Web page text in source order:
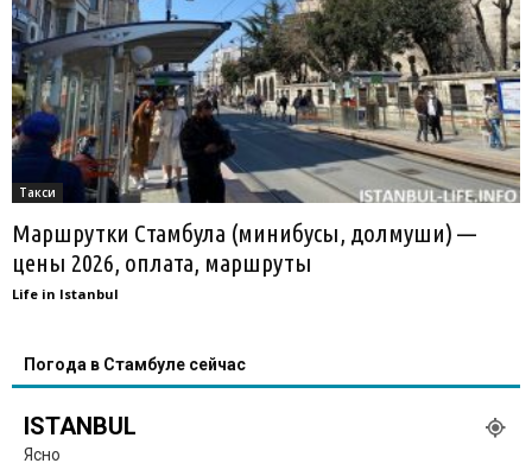
Такси
Маршрутки Стамбула (минибусы, долмуши) —
цены 2026, оплата, маршруты
Life in Istanbul
Погода в Стамбуле сейчас
ISTANBUL
Ясно